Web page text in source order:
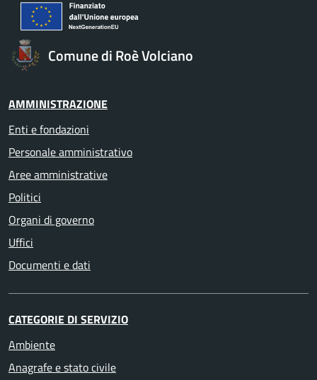
Comune di Roè Volciano
AMMINISTRAZIONE
Enti e fondazioni
Personale amministrativo
Aree amministrative
Politici
Organi di governo
Uffici
Documenti e dati
CATEGORIE DI SERVIZIO
Ambiente
Anagrafe e stato civile